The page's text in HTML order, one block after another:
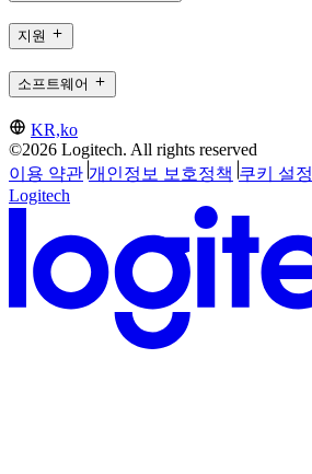
지원
소프트웨어
KR,ko
©2026 Logitech. All rights reserved
이용 약관 개인정보 보호정책 쿠키 설정
Logitech